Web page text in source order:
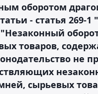
оборотом
- статья
товаров,
не
сырьевых